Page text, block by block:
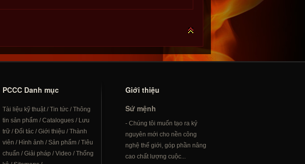
PCCC Danh mục
Tài liệu kỹ thuật/Tin tức/Thông
tin sản phẩm/Catalogues/ Lưu
trữ/Đối tác/Giới thiệu /Thành
viên / Hình ảnh /Sản phẩm/Tiêu
chuẩn /Giải pháp /Video /Thống
Giới thiệu
Sứ mệnh
- Chúng tôi muốn tạo ra kỷ
nguyên mới cho nền công
nghệ thế giới, góp phần nâng
cao chất lượng cuộc...